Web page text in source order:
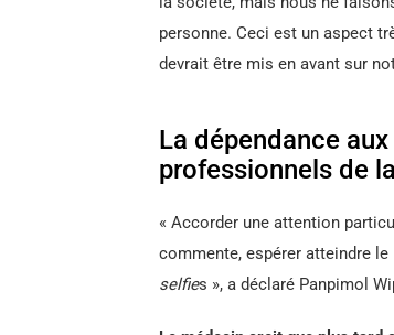
personne. Ceci est un aspect
devrait être mis en avant sur
La dépendance
professionnels de
« Accorder une attention
commente, espérer atteindre le
selfies », a déclaré Panpimol